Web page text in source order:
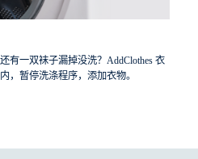
有一双袜子漏掉没洗？AddClothes 衣
，暂停洗涤程序，添加衣物。